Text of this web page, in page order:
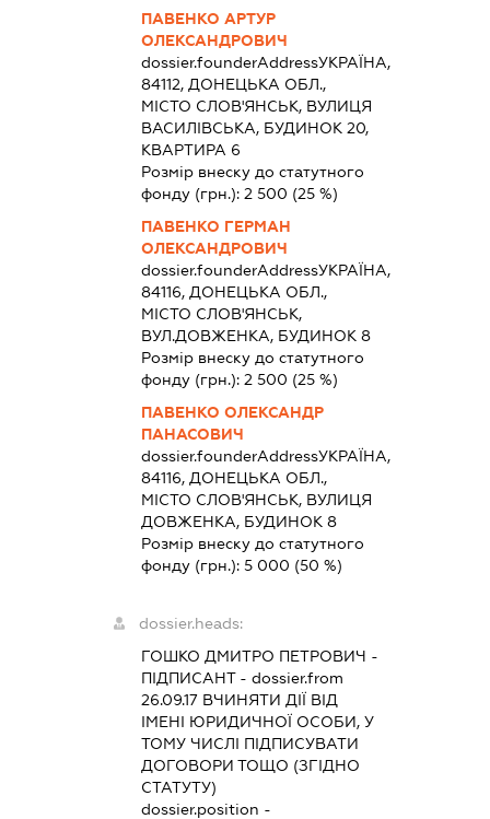
ПАВЕНКО АРТУР
ОЛЕКСАНДРОВИЧ
dossier.founderAddressУКРАЇНА,
84112, ДОНЕЦЬКА ОБЛ.,
МІСТО СЛОВ'ЯНСЬК, ВУЛИЦЯ
ВАСИЛІВСЬКА, БУДИНОК 20,
КВАРТИРА 6
Розмір внеску до статутного
фонду (грн.):2 500 (25 %)
ПАВЕНКО ГЕРМАН
ОЛЕКСАНДРОВИЧ
dossier.founderAddressУКРАЇНА,
84116, ДОНЕЦЬКА ОБЛ.,
МІСТО СЛОВ'ЯНСЬК,
ВУЛ.ДОВЖЕНКА, БУДИНОК 8
Розмір внеску до статутного
фонду (грн.):2 500 (25 %)
ПАВЕНКО ОЛЕКСАНДР
ПАНАСОВИЧ
dossier.founderAddressУКРАЇНА,
84116, ДОНЕЦЬКА ОБЛ.,
МІСТО СЛОВ'ЯНСЬК, ВУЛИЦЯ
ДОВЖЕНКА, БУДИНОК 8
Розмір внеску до статутного
фонду (грн.):5 000 (50 %)
dossier.heads:
ГОШКО ДМИТРО ПЕТРОВИЧ -
ПІДПИСАНТ- dossier.from
26.09.17 ВЧИНЯТИ ДІЇ ВІД
ІМЕНІ ЮРИДИЧНОЇ ОСОБИ, У
ТОМУ ЧИСЛІ ПІДПИСУВАТИ
ДОГОВОРИ ТОЩО (ЗГІДНО
СТАТУТУ)
dossier.position -